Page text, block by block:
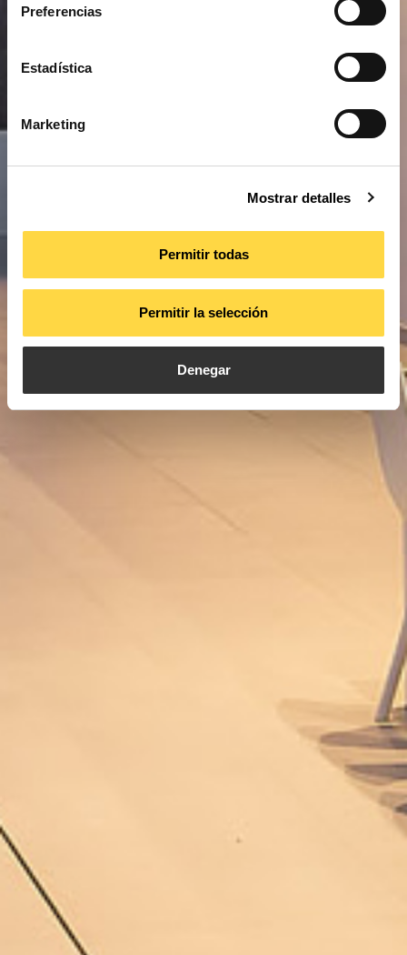
Preferencias
Estadística
Marketing
Mostrar detalles
Permitir todas
Permitir la selección
Denegar